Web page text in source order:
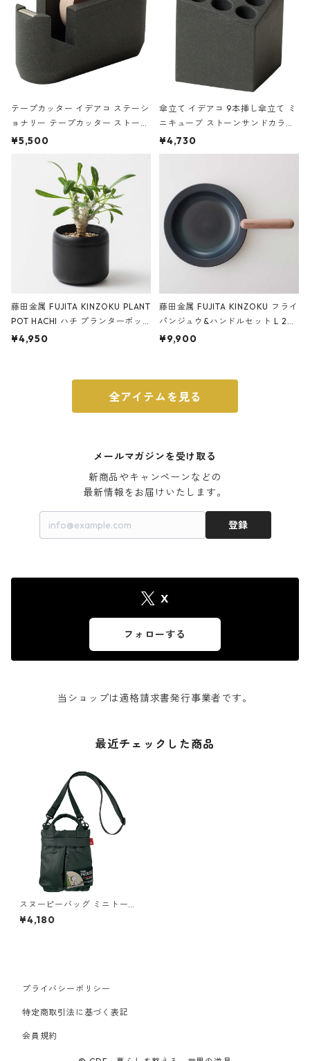
テープカッター イデアコ ステーシ
ョナリー テープカッター ストーン
サンドカラー 石調 ideaco Station
¥5,500
傘立て イデアコ 9本挿し傘立て ミ
ニキューブ ストーンサンドカラー
石調 ideaco Umbrella Stand CUB
E ストーンサンドブラック
¥4,730
藤田金属 FUJITA KINZOKU PLANT
POT HACHI ハチ プランターポッ
ト 3号 ブラック
¥4,950
藤田金属 FUJITA KINZOKU フライ
パンジュウ&ハンドルセット L 24c
m ガス火・IH対応 鉄フライパン
¥9,900
全アイテムを見る
メールマガジンを受け取る
新商品やキャンペーンなどの
最新情報をお届けいたします。
登録
X
フォローする
当ショップは適格請求書発行事業者です。
最近チェックした商品
スヌーピーバッグ ミニトート
ROOTOTE babyroo PEANUTS
-8Q 8337 ルートート IP.ベビ
¥4,180
プライバシーポリシー
特定商取引法に基づく表記
会員規約